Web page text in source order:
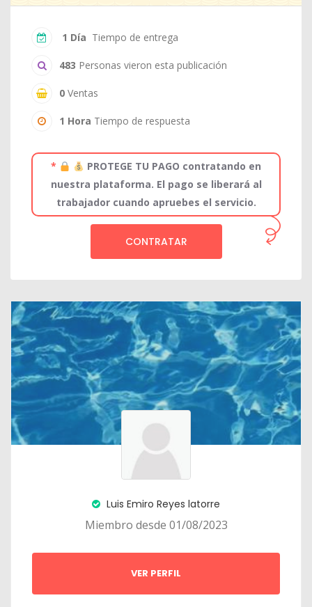
1 Día Tiempo de entrega
483 Personas vieron esta publicación
0 Ventas
1 Hora Tiempo de respuesta
*
PROTEGE TU PAGO contratando en
nuestra plataforma. El pago se liberará al
trabajador cuando apruebes el servicio.
CONTRATAR
Luis Emiro Reyes latorre
Miembro desde 01/08/2023
VER PERFIL